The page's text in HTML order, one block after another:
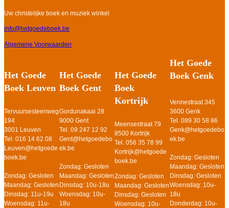
Uw christelijke boek en muziek winkel
info@hetgoedeboek.be
Algemene Voorwaarden
Het Goede
Boek Leuven
Tervuursesteenweg
194
3001 Leuven
Tel. 016 14 62 08
Leuven@hetgoede
boek.be
Zondag: Gesloten
Maandag: Gesloten
Dinsdag: 11u-19u
Woensdag: 11u-
Het Goede
Boek Gent
Gordunakaai 28
9000 Gent
Tel. 09 247 12 92
Gent@hetgoedebo
ek.be
Zondag: Gesloten
Maandag: Gesloten
Dinsdag: 10u-18u
Woensdag: 10u-
18u
Het Goede
Boek
Kortrijk
Meensestraat 79
8500 Kortrijk
Tel. 056 35 78 99
Kortrijk@hetgoede
boek.be
Zondag: Gesloten
Maandag: Gesloten
Dinsdag: Gesloten
Woensdag: 10u-
Het Goede
Boek Genk
Vennestraat 345
3600 Genk
Tel. 089 30 58 86
Genk@hetgoedebo
ek.be
Zondag: Gesloten
Maandag: Gesloten
Dinsdag: Gesloten
Woensdag: 10u-
18u
Donderdag: 10u-